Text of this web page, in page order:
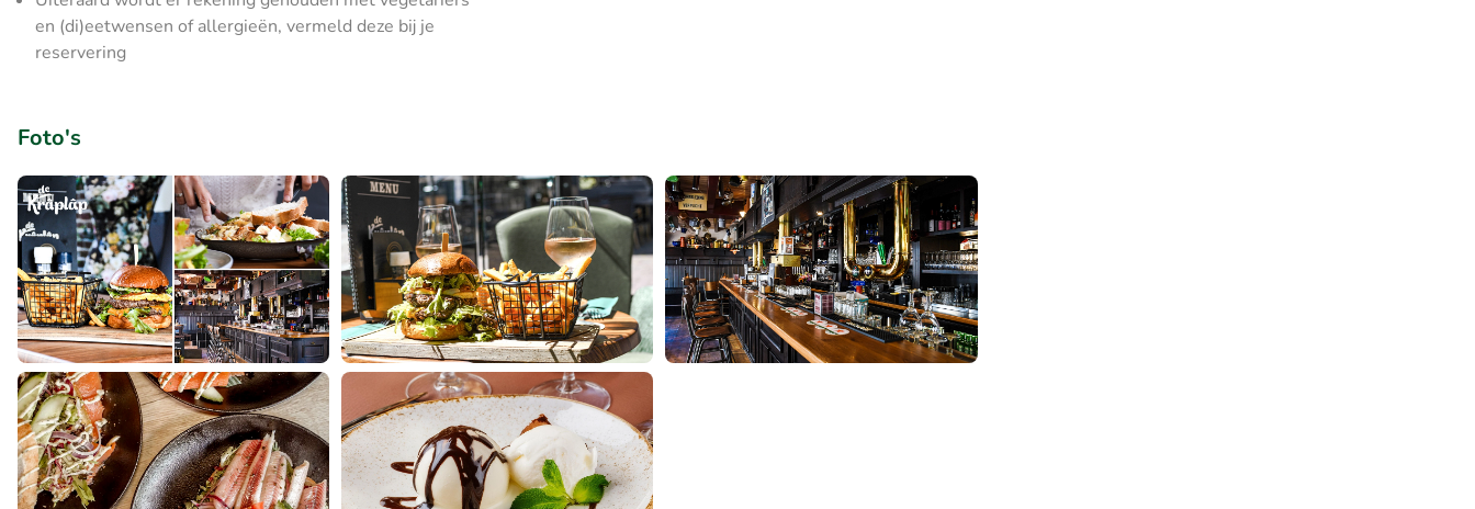
en (di)eetwensen of allergieën, vermeld deze bij je
reservering
Foto's